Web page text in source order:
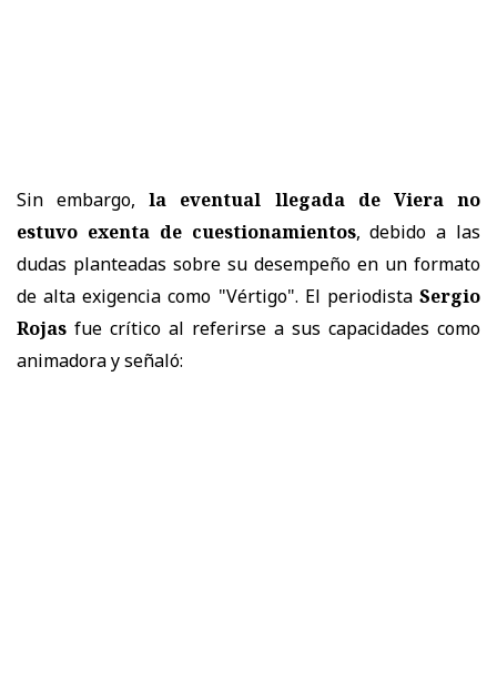
Sin embargo,la eventual llegada de Viera no
estuvo exenta de cuestionamientos, debido a las
dudas planteadas sobre su desempeño en un formato
de alta exigencia como "Vértigo". El periodista Sergio
Rojas fue crítico al referirse a sus capacidades como
animadora y señaló: